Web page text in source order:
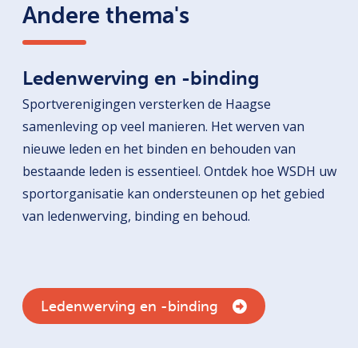
Andere thema's
Ledenwerving en -binding
Sportverenigingen versterken de Haagse
samenleving op veel manieren. Het werven van
nieuwe leden en het binden en behouden van
bestaande leden is essentieel. Ontdek hoe WSDH uw
sportorganisatie kan ondersteunen op het gebied
van ledenwerving, binding en behoud.
Ledenwerving en -binding